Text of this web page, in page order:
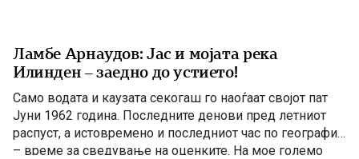
Ламбе Арнаудов: Јас и мојата река
Илинден – заедно до устието!
Само водата и каузата секогаш го наоѓаат својот пат
Јуни 1962 година. Последните денови пред летниот
распуст, а истовремено и последниот час по географија
– време за сведување на оценките. На мое големо